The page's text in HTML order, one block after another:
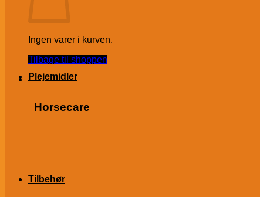
Ingen varer i kurven.
Tilbage til shoppen
Plejemidler
Horsecare
Tilbehør